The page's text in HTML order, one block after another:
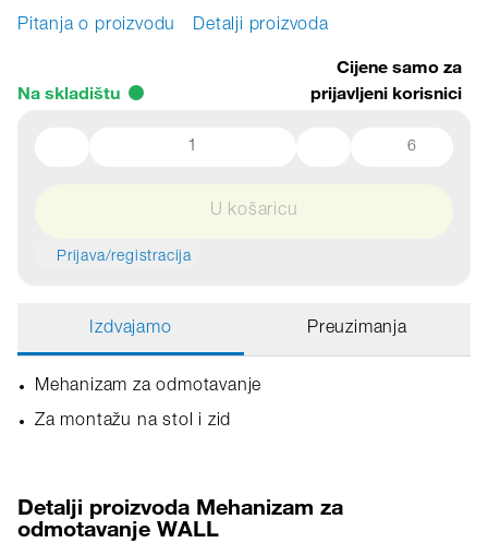
Pitanja o proizvodu Detalji proizvoda
Na skladištu
Cijene samo za
prijavljeni korisnici
6
U košaricu
Prijava/registracija
Izdvajamo Preuzimanja
Mehanizam za odmotavanje
Za montažu na stol i zid
Detalji proizvoda Mehanizam za
odmotavanje WALL